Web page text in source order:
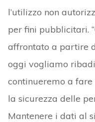
l’utilizzo non
per fini pubblicitari.
affrontato a partire
oggi vogliamo
continueremo a
la sicurezza delle
Mantenere i dati al